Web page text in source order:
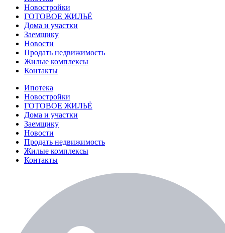
Новостройки
ГОТОВОЕ ЖИЛЬЁ
Дома и участки
Заемщику
Новости
Продать недвижимость
Жилые комплексы
Контакты
Ипотека
Новостройки
ГОТОВОЕ ЖИЛЬЁ
Дома и участки
Заемщику
Новости
Продать недвижимость
Жилые комплексы
Контакты